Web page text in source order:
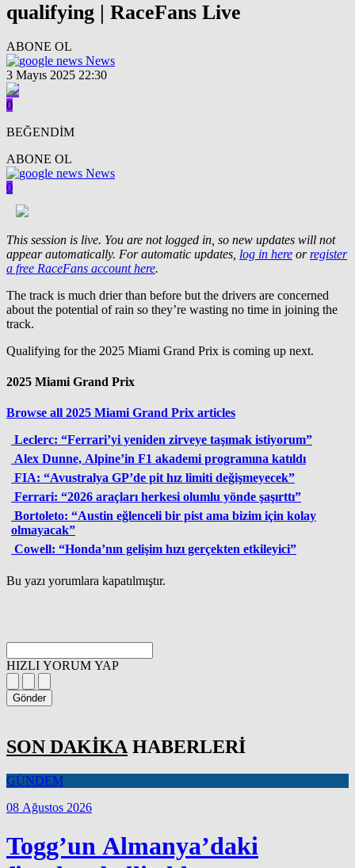
qualifying | RaceFans Live
ABONE OL
News
3 Mayıs 2025 22:30
0
BEĞENDİM
ABONE OL
News
0
This session is live. You are not logged in, so new updates will not
appear automatically. For automatic updates, log in here orregister
a free RaceFans account here.
The track is much drier than before but the drivers are concerned
about the potential of rain so they’re wasting no time in joining the
track.
Qualifying for the 2025 Miami Grand Prix is coming up next.
2025 Miami Grand Prix
Browse all 2025 Miami Grand Prix articles
Leclerc: “Ferrari’yi yeniden zirveye taşımak istiyorum”
Alex Dunne, Alpine’in F1 akademi programına katıldı
FIA: “Avustralya GP’de pit hız limiti değişmeyecek”
Ferrari: “2026 araçları herkesi olumlu yönde şaşırttı”
Bortoleto: “Austin eğlenceli bir pist ama bizim için kolay
olmayacak”
Cowell: “Honda’nın gelişim hızı gerçekten etkileyici”
Bu yazı yorumlara kapatılmıştır.
HIZLI YORUM YAP
Gönder
SON DAKİKA HABERLERİ
GÜNDEM
08 Ağustos 2026
Togg’un Almanya’daki